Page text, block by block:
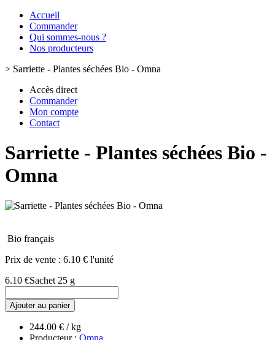
Accueil
Commander
Qui sommes-nous ?
Nos producteurs
> Sarriette - Plantes séchées Bio - Omna
Accès direct
Commander
Mon compte
Contact
Sarriette - Plantes séchées Bio -
Omna
Bio français
Prix de vente : 6.10 € l'unité
6.10 €Sachet 25 g
Ajouter au panier
244.00 € / kg
Producteur : Omna